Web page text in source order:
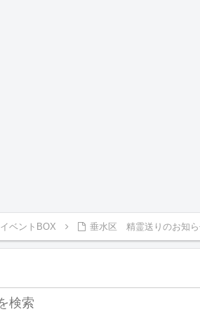
イベントBOX 垂水区 精霊送りのお知